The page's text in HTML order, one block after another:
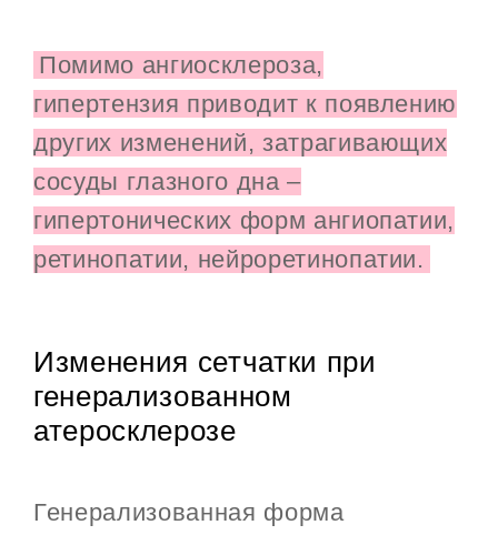
Помимо ангиосклероза,
гипертензия приводит к появлению
других изменений, затрагивающих
сосуды глазного дна –
гипертонических форм ангиопатии,
ретинопатии, нейроретинопатии.
Изменения сетчатки при
генерализованном
атеросклерозе
Генерализованная форма